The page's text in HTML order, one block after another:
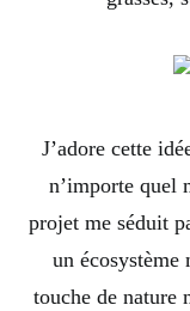
J’adore cette
n’importe quel
projet me séduit
un écosystème
touche de nature